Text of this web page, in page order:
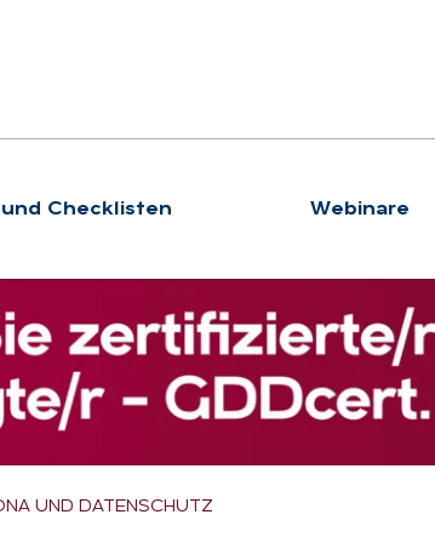
Checklisten We­bi­na­re
UND DATENSCHUTZ